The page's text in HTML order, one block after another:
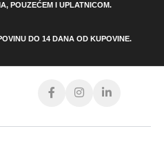
POUZEĆEM I UPLATNICOM.
DO 14 DANA OD KUPOVINE.